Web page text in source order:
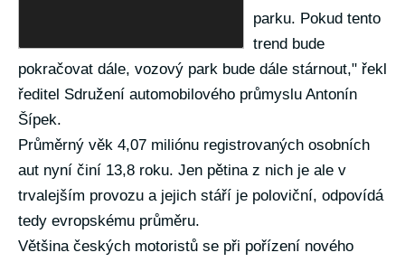
parku. Pokud tento
trend bude
pokračovat dále, vozový park bude dále stárnout," řekl
ředitel Sdružení automobilového průmyslu Antonín
Šípek.
Průměrný věk 4,07 miliónu registrovaných osobních
aut nyní činí 13,8 roku. Jen pětina z nich je ale v
trvalejším provozu a jejich stáří je poloviční, odpovídá
tedy evropskému průměru.
Většina českých motoristů se při pořízení nového